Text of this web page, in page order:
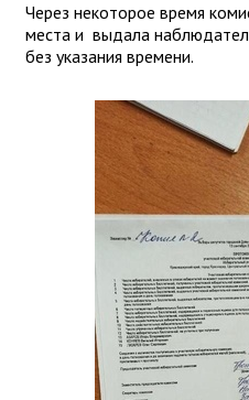
Через некоторое время
места и выдала
без указания времени.